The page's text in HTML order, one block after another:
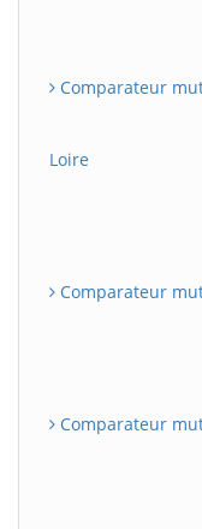
Comparateur
Loire
Comparateur
Comparateur